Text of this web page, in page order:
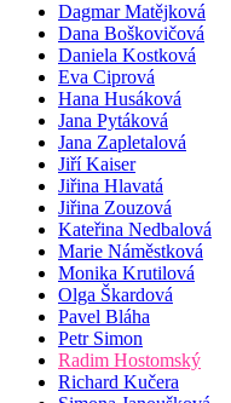
Dagmar Matějková
Dana Boškovičová
Daniela Kostková
Eva Ciprová
Hana Husáková
Jana Pytáková
Jana Zapletalová
Jiří Kaiser
Jiřina Hlavatá
Jiřina Zouzová
Kateřina Nedbalová
Marie Náměstková
Monika Krutilová
Olga Škardová
Pavel Bláha
Petr Simon
Radim Hostomský
Richard Kučera